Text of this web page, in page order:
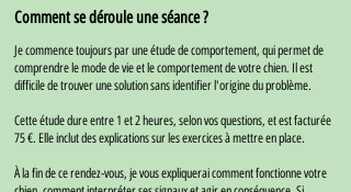
Comment se déroule une séance ?
Je commence toujours par une étude de comportement, qui permet de
comprendre le mode de vie et le comportement de votre chien. Il est
difficile de trouver une solution sans identifier l'origine du problème.
Cette étude dure entre 1 et 2 heures, selon vos questions, et est facturée
75 €. Elle inclut des explications sur les exercices à mettre en place.
À la fin de ce rendez-vous, je vous expliquerai comment fonctionne votre